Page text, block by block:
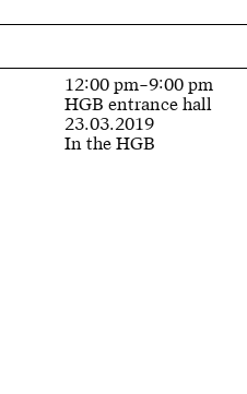
12:00 pm–9:00 pm
HGB entrance hall
23.03.2019
In the HGB